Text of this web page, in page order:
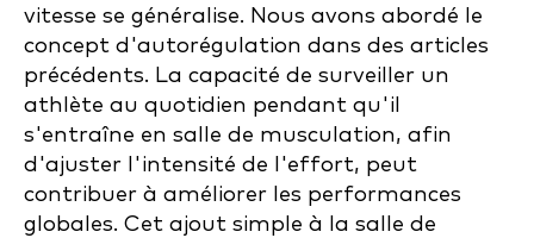
vitesse se généralise. Nous avons abordé le
concept d'autorégulation dans des articles
précédents. La capacité de surveiller un
athlète au quotidien pendant qu'il
s'entraîne en salle de musculation, afin
d'ajuster l'intensité de l'effort, peut
contribuer à améliorer les performances
globales. Cet ajout simple à la salle de